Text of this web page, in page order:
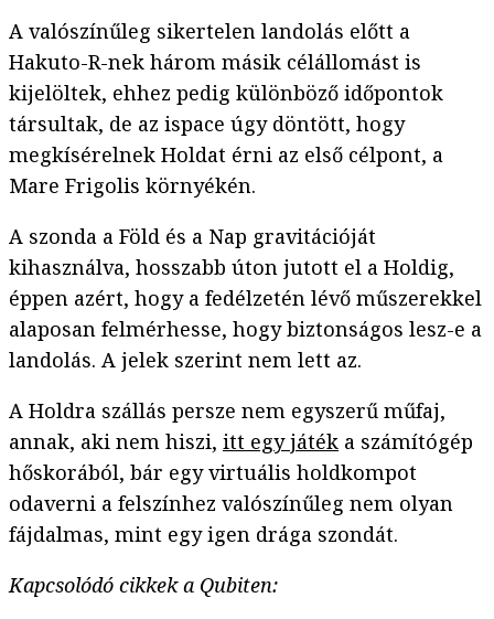
A valószínűleg sikertelen landolás előtt a
Hakuto-R-nek három másik célállomást is
kijelöltek, ehhez pedig különböző időpontok
társultak, de az ispace úgy döntött, hogy
megkísérelnek Holdat érni az első célpont, a
Mare Frigolis környékén.
A szonda a Föld és a Nap gravitációját
kihasználva, hosszabb úton jutott el a Holdig,
éppen azért, hogy a fedélzetén lévő műszerekkel
alaposan felmérhesse, hogy biztonságos lesz-e a
landolás. A jelek szerint nem lett az.
A Holdra szállás persze nem egyszerű műfaj,
annak, aki nem hiszi, itt egy játék a számítógép
hőskorából, bár egy virtuális holdkompot
odaverni a felszínhez valószínűleg nem olyan
fájdalmas, mint egy igen drága szondát.
Kapcsolódó cikkek a Qubiten: